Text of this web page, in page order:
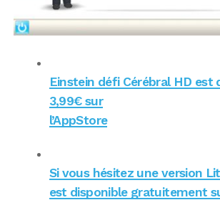
Einstein défi Cérébral HD est
3,99€ sur
l’AppStore
Si vous hésitez une version
est disponible gratuitement